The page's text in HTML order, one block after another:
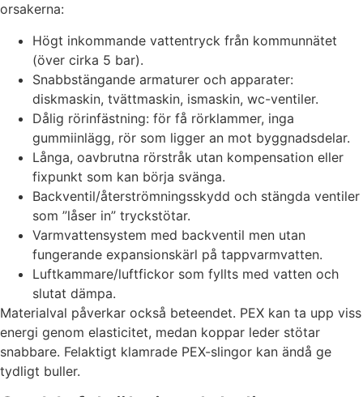
orsakerna:
Högt inkommande vattentryck från kommunnätet
(över cirka 5 bar).
Snabbstängande armaturer och apparater:
diskmaskin, tvättmaskin, ismaskin, wc-ventiler.
Dålig rörinfästning: för få rörklammer, inga
gummiinlägg, rör som ligger an mot byggnadsdelar.
Långa, oavbrutna rörstråk utan kompensation eller
fixpunkt som kan börja svänga.
Backventil/återströmningsskydd och stängda ventiler
som ”låser in” tryckstötar.
Varmvattensystem med backventil men utan
fungerande expansionskärl på tappvarmvatten.
Luftkammare/luftfickor som fyllts med vatten och
slutat dämpa.
Materialval påverkar också beteendet. PEX kan ta upp viss
energi genom elasticitet, medan koppar leder stötar
snabbare. Felaktigt klamrade PEX-slingor kan ändå ge
tydligt buller.